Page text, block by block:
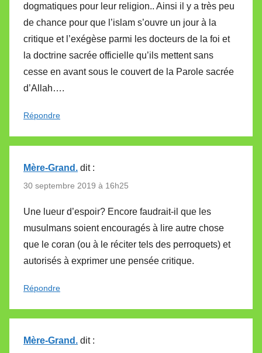
dogmatiques pour leur religion.. Ainsi il y a très peu
de chance pour que l’islam s’ouvre un jour à la
critique et l’exégèse parmi les docteurs de la foi et
la doctrine sacrée officielle qu’ils mettent sans
cesse en avant sous le couvert de la Parole sacrée
d’Allah….
Répondre
Mère-Grand. dit :
30 septembre 2019 à 16h25
Une lueur d’espoir? Encore faudrait-il que les
musulmans soient encouragés à lire autre chose
que le coran (ou à le réciter tels des perroquets) et
autorisés à exprimer une pensée critique.
Répondre
Mère-Grand. dit :